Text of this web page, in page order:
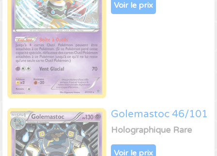
Voir le prix
Golemastoc 46/101
Holographique Rare
Voir le prix